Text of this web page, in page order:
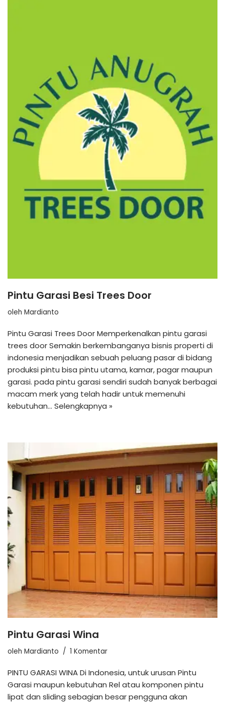
Pintu Garasi Besi Trees Door
oleh Mardianto
Pintu Garasi Trees Door Memperkenalkan pintu garasi
trees door Semakin berkembanganya bisnis properti di
indonesia menjadikan sebuah peluang pasar di bidang
produksi pintu bisa pintu utama, kamar, pagar maupun
garasi. pada pintu garasi sendiri sudah banyak berbagai
macam merk yang telah hadir untuk memenuhi
kebutuhan… Selengkapnya »
Pintu Garasi Wina
oleh Mardianto 1 Komentar
PINTU GARASI WINA Di Indonesia, untuk urusan Pintu
Garasi maupun kebutuhan Rel atau komponen pintu
lipat dan sliding sebagian besar pengguna akan